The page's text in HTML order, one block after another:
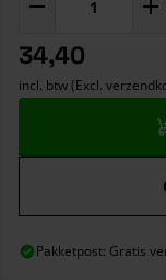
34,40
incl. btw (Excl.
Pakketpost: Gratis